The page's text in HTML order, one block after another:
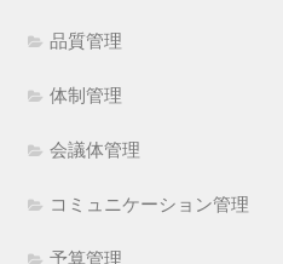
品質管理
体制管理
会議体管理
コミュニケーション管理
予算管理